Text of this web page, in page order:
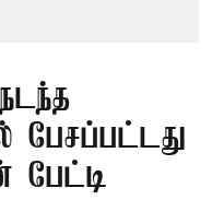
பேசப்பட்டது
பேட்டி